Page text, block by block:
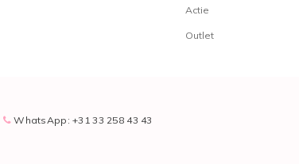
Actie
Outlet
WhatsApp: +31 33 258 43 43